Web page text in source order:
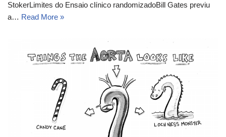
StokerLimites do Ensaio clínico randomizadoBill Gates previu
a… Read More »